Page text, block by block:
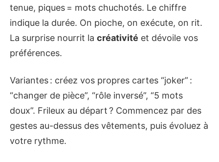
tenue, piques = mots chuchotés. Le chiffre
indique la durée. On pioche, on exécute, on rit.
La surprise nourrit la créativité et dévoile vos
préférences.
Variantes : créez vos propres cartes “joker” :
“changer de pièce”, “rôle inversé”, “5 mots
doux”. Frileux au départ ? Commencez par des
gestes au-dessus des vêtements, puis évoluez à
votre rythme.